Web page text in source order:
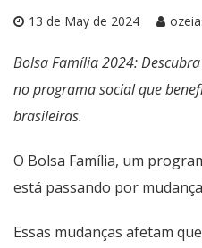
13 de May de 2024
Bolsa Família 2024:
no programa social que
brasileiras.
O Bolsa Família, um
está passando por
Essas mudanças afetam